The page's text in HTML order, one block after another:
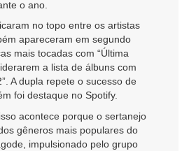
o ano.
no topo entre os artistas
apareceram em segundo
mais tocadas com “Última
a lista de álbuns com
A dupla repete o sucesso de
foi destaque no Spotify.
acontece porque o sertanejo
gêneros mais populares do
impulsionado pelo grupo